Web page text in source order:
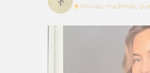
Novias, madrinas,